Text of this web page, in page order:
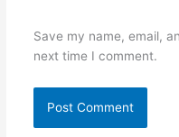
Save my name, email,
next time I comment.